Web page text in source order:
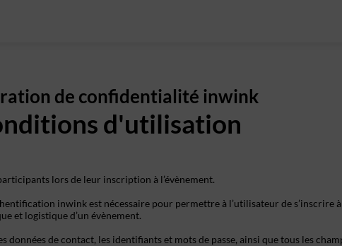
de confidentialité inwink
d'utilisation
lors de leur inscription à l’évènement.
inwink est nécessaire pour permettre à l’utilisateur de s’inscrire à
et logistique d’un évènement.
de contact, les identifiants et mots de passe, ainsi que tous les